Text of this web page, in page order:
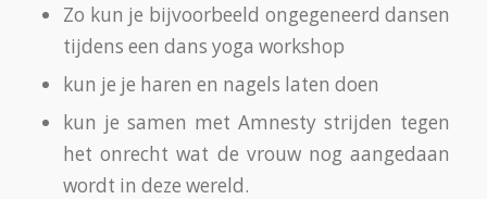
Zo kun je bijvoorbeeld ongegeneerd dansen
tijdens een dans yoga workshop
kun je je haren en nagels laten doen
kun je samen met Amnesty strijden tegen
het onrecht wat de vrouw nog aangedaan
wordt in deze wereld.